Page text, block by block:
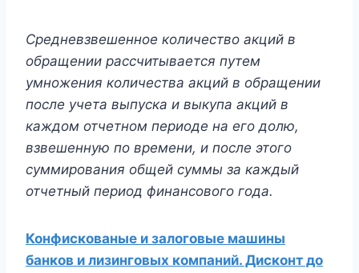
Средневзвешенное количество акций в
обращении рассчитывается путем
умножения количества акций в обращении
после учета выпуска и выкупа акций в
каждом отчетном периоде на его долю,
взвешенную по времени, и после этого
суммирования общей суммы за каждый
отчетный период финансового года.
Конфискованые и залоговые машины
банков и лизинговых компаний. Дисконт до